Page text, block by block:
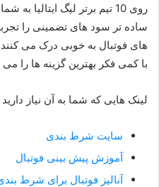
روی 10 تیم برتر لیگ
ساده تر سود های تضمینی را
های فوتبال به خوبی درک می
با کمی فکر بهترین گزینه ها را می
لینک هایی که شما به آن نیاز
سایت شرط بندی
آموزش پیش بینی فوتبال
آنالیز فوتبال برای شرط